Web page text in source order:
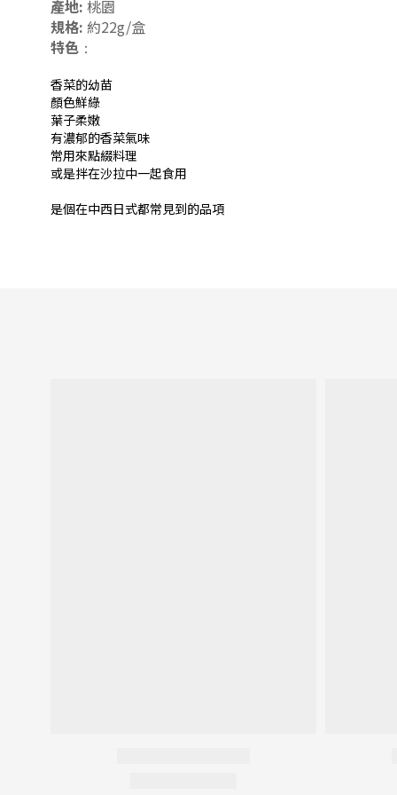
產地: 桃園
規格: 約22g/盒
特色 ：
香菜的幼苗
顏色鮮綠
葉子柔嫩
有濃郁的香菜氣味
常用來點綴料理
或是拌在沙拉中一起食用
是個在中西日式都常見到的品項